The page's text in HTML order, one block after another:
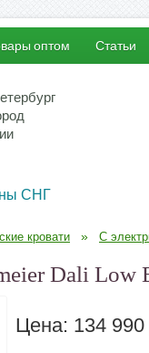
оптом Статьи
СНГ
кровати » С
Dali Low
Цена: 134 990